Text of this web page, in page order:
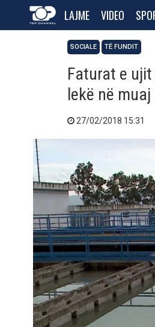
LAJME VIDEO
SOCIALE TË FUNDIT
Faturat e
lekë në muaj
27/02/2018 15:31